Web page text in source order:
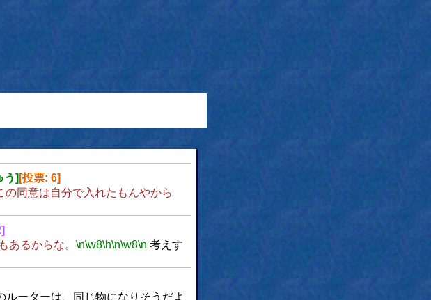
う] [投票: 6]
の同意は自分で入れたもんやから
あるからな。 \n\w8\h\n\w8\n 考えす
ルーターは、同じ物になりそうだよ